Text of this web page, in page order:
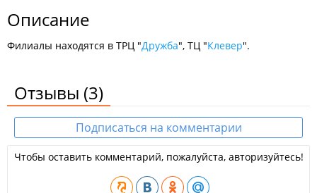
Описание
Филиалы находятся в ТРЦ "Дружба", ТЦ "Клевер".
Отзывы (3)
Подписаться на комментарии
Чтобы оставить комментарий, пожалуйста, авторизуйтесь!